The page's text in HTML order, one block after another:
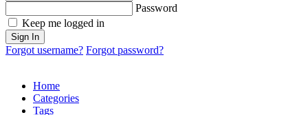
Password
Keep me logged in
Sign In
Forgot username? Forgot password?
Home
Categories
Tags